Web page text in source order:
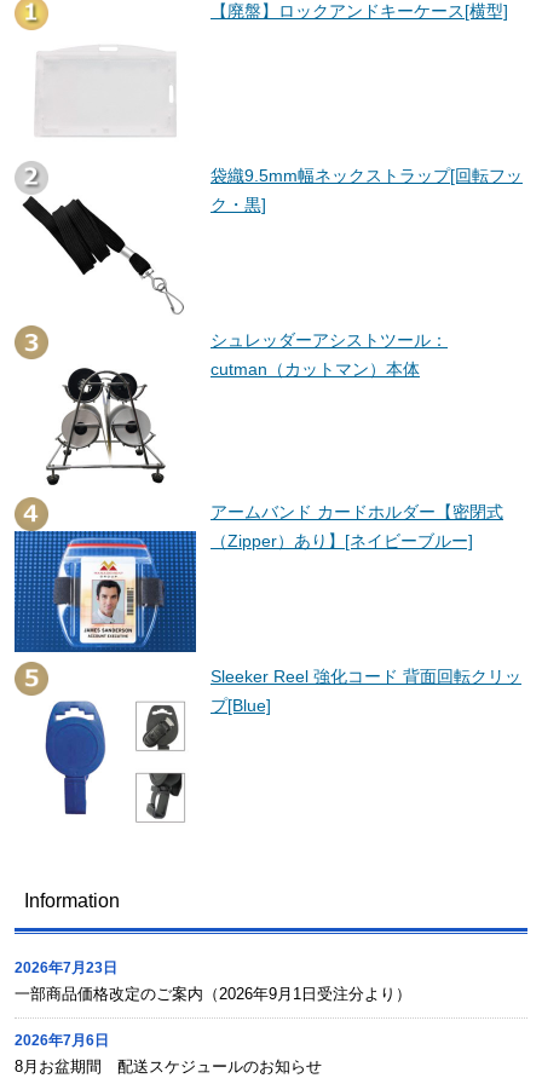
【廃盤】ロックアンドキーケース[横型]
袋織9.5mm幅ネックストラップ[回転フッ
ク・黒]
シュレッダーアシストツール：
cutman（カットマン）本体
アームバンド カードホルダー【密閉式
（Zipper）あり】[ネイビーブルー]
Sleeker Reel 強化コード 背面回転クリッ
プ[Blue]
Information
2026年7月23日
一部商品価格改定のご案内（2026年9月1日受注分より）
2026年7月6日
8月お盆期間 配送スケジュールのお知らせ